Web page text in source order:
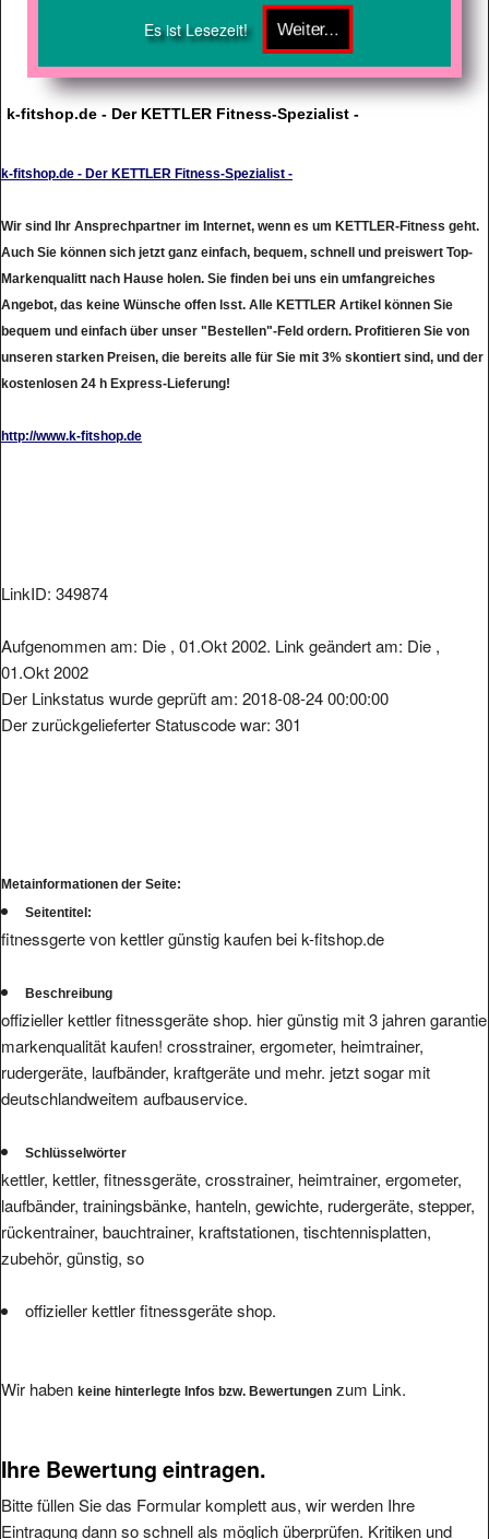
Es ist Lesezeit!
k-fitshop.de - Der KETTLER Fitness-Spezialist -
k-fitshop.de - Der KETTLER Fitness-Spezialist -
Wir sind Ihr Ansprechpartner im Internet, wenn es um KETTLER-Fitness geht.
Auch Sie können sich jetzt ganz einfach, bequem, schnell und preiswert Top-
Markenqualitt nach Hause holen. Sie finden bei uns ein umfangreiches
Angebot, das keine Wünsche offen lsst. Alle KETTLER Artikel können Sie
bequem und einfach über unser "Bestellen"-Feld ordern. Profitieren Sie von
unseren starken Preisen, die bereits alle für Sie mit 3% skontiert sind, und der
kostenlosen 24 h Express-Lieferung!
http://www.k-fitshop.de
LinkID: 349874
Aufgenommen am: Die , 01.Okt 2002. Link geändert am: Die ,
01.Okt 2002
Der Linkstatus wurde geprüft am: 2018-08-24 00:00:00
Der zurückgelieferter Statuscode war: 301
Metainformationen der Seite:
Seitentitel:
fitnessgerte von kettler günstig kaufen bei k-fitshop.de
Beschreibung
offizieller kettler fitnessgeräte shop. hier günstig mit 3 jahren garantie
markenqualität kaufen! crosstrainer, ergometer, heimtrainer,
rudergeräte, laufbänder, kraftgeräte und mehr. jetzt sogar mit
deutschlandweitem aufbauservice.
Schlüsselwörter
kettler, kettler, fitnessgeräte, crosstrainer, heimtrainer, ergometer,
laufbänder, trainingsbänke, hanteln, gewichte, rudergeräte, stepper,
rückentrainer, bauchtrainer, kraftstationen, tischtennisplatten,
zubehör, günstig, so
offizieller kettler fitnessgeräte shop.
Wir haben keine hinterlegte Infos bzw. Bewertungen zum Link.
Ihre Bewertung eintragen.
Bitte füllen Sie das Formular komplett aus, wir werden Ihre
Eintragung dann so schnell als möglich überprüfen. Kritiken und